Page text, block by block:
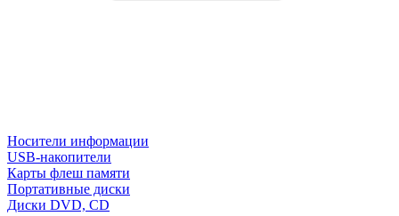
Носители информации
USB-накопители
Карты флеш памяти
Портативные диски
Диски DVD, CD